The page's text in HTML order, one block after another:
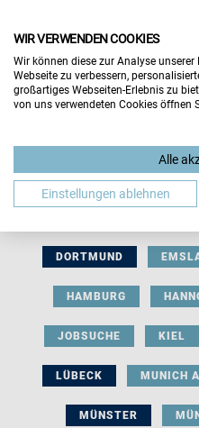
BERUFLICHE
DORTMUND
HAMBURG
JOBSUCHE KIEL
LÜBECK MUNICH
MÜNSTER
WIR VERWENDEN COOKIES
Wir können diese zur Analyse
Webseite zu verbessern,
großartiges Webseiten-Erlebnis zu
von uns verwendeten Cookies öffnen
Alle
Einstellungen ablehnen